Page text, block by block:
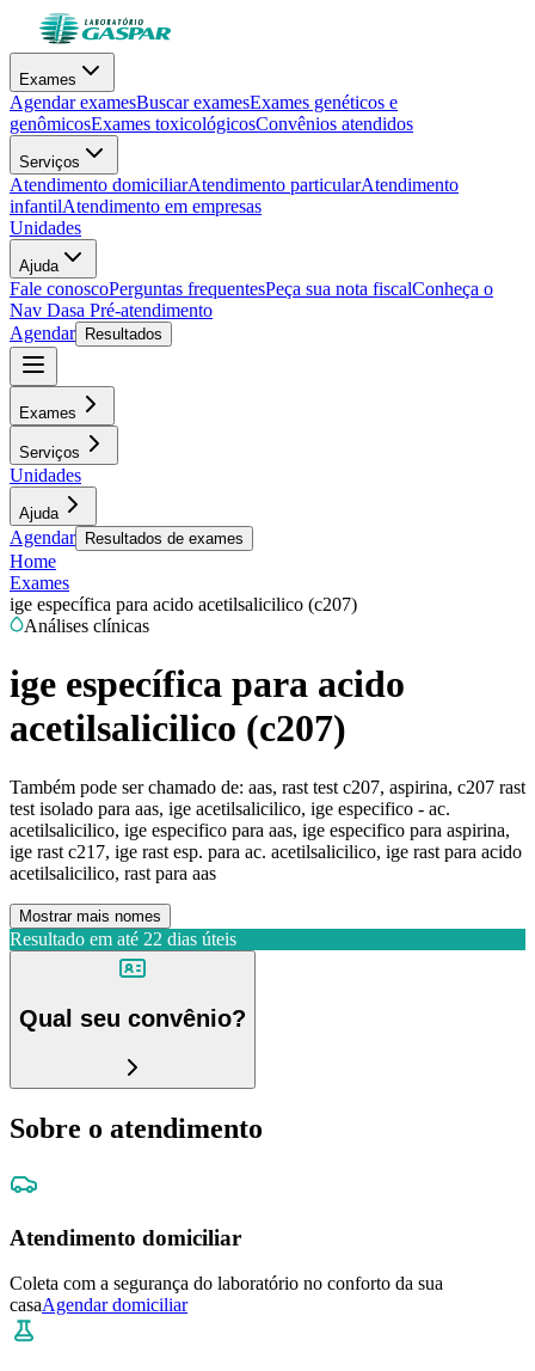
Exames
Agendar examesBuscar examesExames genéticos e
genômicosExames toxicológicosConvênios atendidos
Serviços
Atendimento domiciliarAtendimento particularAtendimento
infantilAtendimento em empresas
Unidades
Ajuda
Fale conoscoPerguntas frequentesPeça sua nota fiscalConheça o
Nav Dasa Pré-atendimento
Agendar
Resultados
Exames
Serviços
Unidades
Ajuda
Agendar Resultados de exames
Home
Exames
ige específica para acido acetilsalicilico (c207)
Análises clínicas
ige específica para acido
acetilsalicilico (c207)
Também pode ser chamado de: aas, rast test c207, aspirina, c207 rast
test isolado para aas, ige acetilsalicilico, ige especifico - ac.
acetilsalicilico, ige especifico para aas, ige especifico para aspirina,
ige rast c217, ige rast esp. para ac. acetilsalicilico, ige rast para acido
acetilsalicilico, rast para aas
Mostrar mais nomes
Resultado em até 22 dias úteis
Qual seu convênio?
Sobre o atendimento
Atendimento domiciliar
Coleta com a segurança do laboratório no conforto da sua
casaAgendar domiciliar